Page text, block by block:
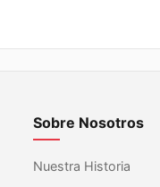
Sobre Nosotros
Nuestra Historia